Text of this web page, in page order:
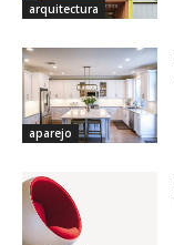
arquitectura
aparejo